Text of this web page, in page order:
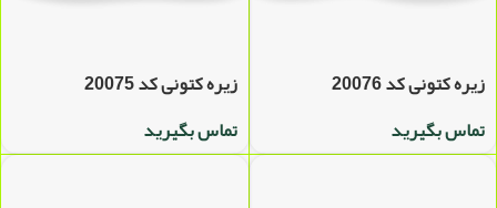
زیره کتونی کد 20076
تماس بگیرید
زیره کتونی کد 20075
تماس بگیرید